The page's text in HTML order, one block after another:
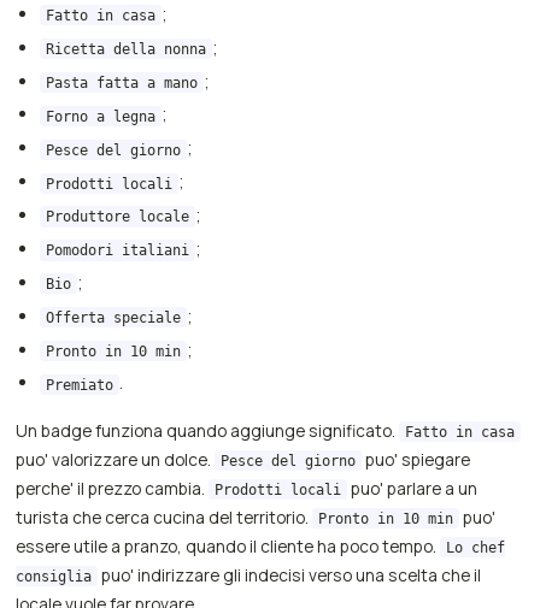
Fatto in casa ;
Ricetta della nonna ;
Pasta fatta a mano ;
Forno a legna ;
Pesce del giorno ;
Prodotti locali ;
Produttore locale ;
Pomodori italiani ;
Bio ;
Offerta speciale ;
Pronto in 10 min ;
Premiato .
Un badge funziona quando aggiunge significato. Fatto in casa
puo' valorizzare un dolce. Pesce del giorno puo' spiegare
perche' il prezzo cambia.
Prodotti locali
puo' parlare a un
turista che cerca cucina del territorio.
Pronto in 10 min puo'
essere utile a pranzo, quando il cliente ha poco tempo.
Lo chef
consiglia puo' indirizzare gli indecisi verso una scelta che il
locale vuole far provare.